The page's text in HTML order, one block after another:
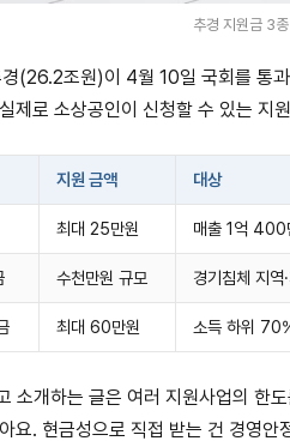
추경 지원금 3
(26.2조원)이 4월 10일 국회를 통과
제로 소상공인이 신청할 수 있는 지
지원 금액 대상
최대 25만원 매출 1억 400
수천만원 규모 경기침체 지역
최대 60만원 소득 하위
소개하는 글은 여러 지원사업의 한
요. 현금성으로 직접 받는 건 경영